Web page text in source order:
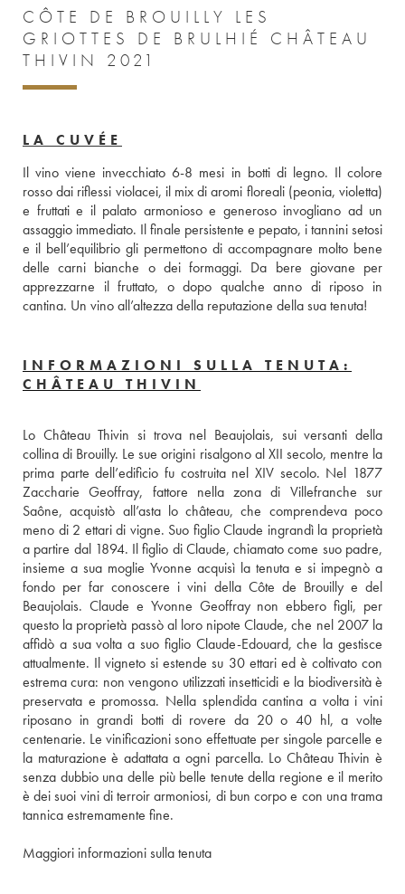
CÔTE DE BROUILLY LES
GRIOTTES DE BRULHIÉ CHÂTEAU
THIVIN 2021
LA CUVÉE
Il vino viene invecchiato 6-8 mesi in botti di legno. Il colore
rosso dai riflessi violacei, il mix di aromi floreali (peonia, violetta)
e fruttati e il palato armonioso e generoso invogliano ad un
assaggio immediato. Il finale persistente e pepato, i tannini setosi
e il bell’equilibrio gli permettono di accompagnare molto bene
delle carni bianche o dei formaggi. Da bere giovane per
apprezzarne il fruttato, o dopo qualche anno di riposo in
cantina. Un vino all’altezza della reputazione della sua tenuta!
INFORMAZIONI SULLA TENUTA:
CHÂTEAU THIVIN
Lo Château Thivin si trova nel Beaujolais, sui versanti della
collina di Brouilly. Le sue origini risalgono al XII secolo, mentre la
prima parte dell’edificio fu costruita nel XIV secolo. Nel 1877
Zaccharie Geoffray, fattore nella zona di Villefranche sur
Saône, acquistò all’asta lo château, che comprendeva poco
meno di 2 ettari di vigne. Suo figlio Claude ingrandì la proprietà
a partire dal 1894. Il figlio di Claude, chiamato come suo padre,
insieme a sua moglie Yvonne acquisì la tenuta e si impegnò a
fondo per far conoscere i vini della Côte de Brouilly e del
Beaujolais. Claude e Yvonne Geoffray non ebbero figli, per
questo la proprietà passò al loro nipote Claude, che nel 2007 la
affidò a sua volta a suo figlio Claude-Edouard, che la gestisce
attualmente. Il vigneto si estende su 30 ettari ed è coltivato con
estrema cura: non vengono utilizzati insetticidi e la biodiversità è
preservata e promossa. Nella splendida cantina a volta i vini
riposano in grandi botti di rovere da 20 o 40 hl, a volte
centenarie. Le vinificazioni sono effettuate per singole parcelle e
la maturazione è adattata a ogni parcella. Lo Château Thivin è
senza dubbio una delle più belle tenute della regione e il merito
è dei suoi vini di terroir armoniosi, di bun corpo e con una trama
tannica estremamente fine.
Maggiori informazioni sulla tenuta